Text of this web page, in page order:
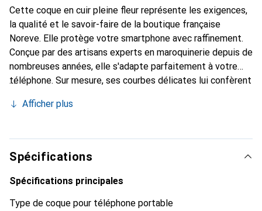
Cette coque en cuir pleine fleur représente les exigences,
la qualité et le savoir-faire de la boutique française
Noreve. Elle protège votre smartphone avec raffinement.
Conçue par des artisans experts en maroquinerie depuis de
nombreuses années, elle s'adapte parfaitement à votre
téléphone. Sur mesure, ses courbes délicates lui confèrent
et indispensable pour votre smartphone. Reconnaître
marque Noreve est un choix sûr pour une clientèle
exigeante.
Afficher plus
Spécifications
Spécifications principales
Type de coque pour téléphone portable